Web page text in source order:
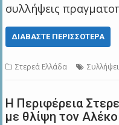
συλλήψεις
ΔΙΑΒΆΣΤΕ ΠΕΡΙΣΣΌΤΕΡΑ
Στερεά Ελλάδα
Η Περιφέρεια
με θλίψη τον